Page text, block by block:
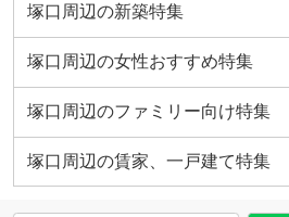
塚口周辺の新築特集
塚口周辺の女性おすすめ特集
塚口周辺のファミリー向け特集
塚口周辺の賃家、一戸建て特集